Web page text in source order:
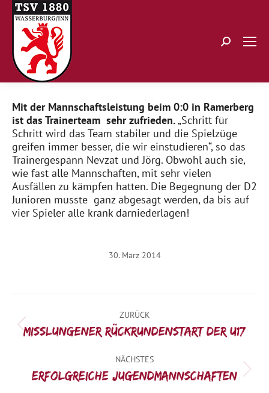
Search:
Mit der Mannschaftsleistung beim 0:0 in Ramerberg
ist das Trainerteam sehr zufrieden.„Schritt für
Schritt wird das Team stabiler und die Spielzüge
greifen immer besser, die wir einstudieren“, so das
Trainergespann Nevzat und Jörg. Obwohl auch sie,
wie fast alle Mannschaften, mit sehr vielen
Ausfällen zu kämpfen hatten. Die Begegnung der D2
Junioren musste ganz abgesagt werden, da bis auf
vier Spieler alle krank darniederlagen!
30. März 2014
ZURÜCK
Vorheriger
Misslungener Rückrundenstart der U17
NÄCHSTES
Nächster
Erfolgreiche Jugendmannschaften